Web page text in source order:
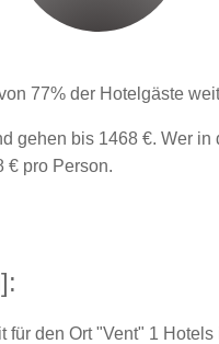
77% der Hotelgäste
gehen bis 1468 €. Wer
€ pro Person.
für den Ort "Vent" 1